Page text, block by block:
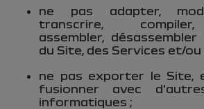
ne pas adapter,
transcrire,
assembler,
du Site, des Services et/ou
ne pas exporter le Site,
fusionner avec
informatiques ;